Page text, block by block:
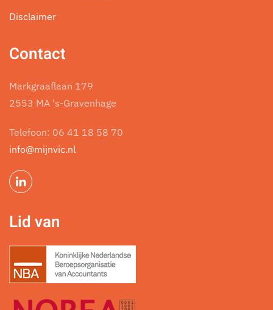
Disclaimer
Contact
Markgraaflaan 179
2553 MA 's-Gravenhage
Telefoon: 06 41 18 58 70
info@mijnvic.nl
Lid van